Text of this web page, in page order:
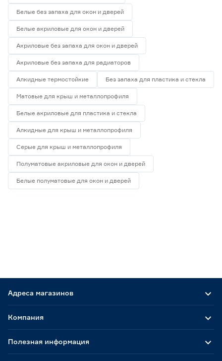
Белые без запаха для окон и дверей
Белые акриловые для окон и дверей
Акриловые без запаха для окон и дверей
Акриловые без запаха для радиаторов
Алкидные термостойкие Без запаха для пластика и стекла
Матовые для крыш и металлопрофиля
Белые акриловые для пластика и стекла
Алкидные для крыш и металлопрофиля
Серые для крыш и металлопрофиля
Полуматовые акриловые для окон и дверей
Белые полуматовые для окон и дверей
Адреса магазинов
Компания
Полезная информация